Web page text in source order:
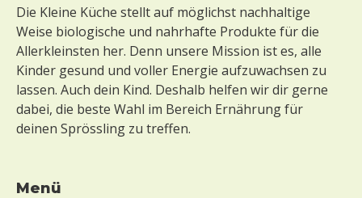
Die Kleine Küche stellt auf möglichst nachhaltige
Weise biologische und nahrhafte Produkte für die
Allerkleinsten her. Denn unsere Mission ist es, alle
Kinder gesund und voller Energie aufzuwachsen zu
lassen. Auch dein Kind. Deshalb helfen wir dir gerne
dabei, die beste Wahl im Bereich Ernährung für
deinen Sprössling zu treffen.
Menü